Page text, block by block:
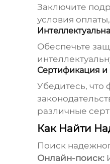
Заключите
условия
Обеспечьте
Сертификация и
Убедитесь, что
различные
Как Найти
Поиск
Онлайн-поиск: